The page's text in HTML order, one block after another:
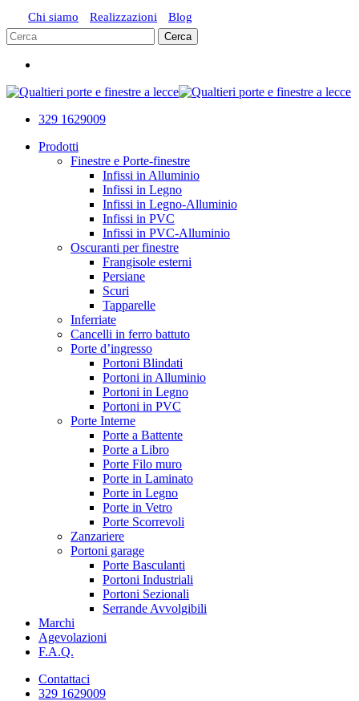
al
contenuto
Chi siamo Realizzazioni Blog
Cerca
Search
329 1629009
cerca
Menu
Prodotti
Finestre e Porte-finestre
Infissi in Alluminio
Infissi in Legno
Infissi in Legno-Alluminio
Infissi in PVC
Infissi in PVC-Alluminio
Oscuranti per finestre
Frangisole esterni
Persiane
Scuri
Tapparelle
Inferriate
Cancelli in ferro battuto
Porte d’ingresso
Portoni Blindati
Portoni in Alluminio
Portoni in Legno
Portoni in PVC
Porte Interne
Porte a Battente
Porte a Libro
Porte Filo muro
Porte in Laminato
Porte in Legno
Porte in Vetro
Porte Scorrevoli
Zanzariere
Portoni garage
Porte Basculanti
Portoni Industriali
Portoni Sezionali
Serrande Avvolgibili
Marchi
Agevolazioni
F.A.Q.
Contattaci
329 1629009